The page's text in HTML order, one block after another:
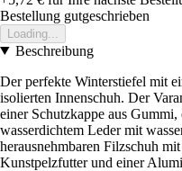
Bestellung gutgeschrieben
Loading...
Beschreibung
Der perfekte Winterstiefel mit
isolierten Innenschuh. Der
einer Schutzkappe aus
wasserdichtem Leder mit
herausnehmbaren Filzschuh
Kunstpelzfutter und einer